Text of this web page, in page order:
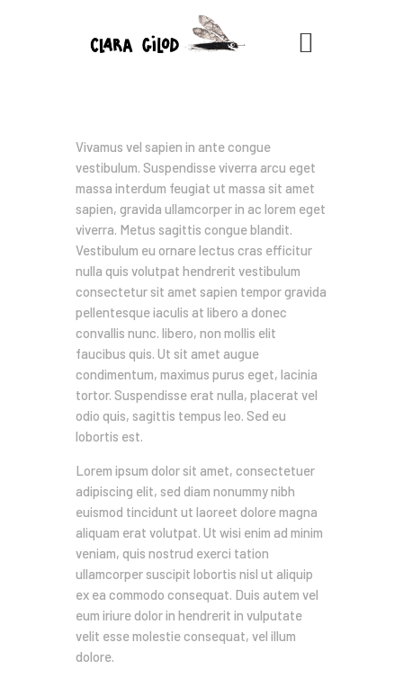
CLARA GILOD
Cours hebdomadaires
Vivamus vel sapien in ante congue
vestibulum. Suspendisse viverra arcu eget
massa interdum feugiat ut massa sit amet
sapien, gravida ullamcorper in ac lorem eget
viverra. Metus sagittis congue blandit.
Vestibulum eu ornare lectus cras efficitur
nulla quis volutpat hendrerit vestibulum
consectetur sit amet sapien tempor gravida
pellentesque iaculis at libero a donec
convallis nunc. libero, non mollis elit
faucibus quis. Ut sit amet augue
condimentum, maximus purus eget, lacinia
tortor. Suspendisse erat nulla, placerat vel
odio quis, sagittis tempus leo. Sed eu
lobortis est.
Lorem ipsum dolor sit amet, consectetuer
adipiscing elit, sed diam nonummy nibh
euismod tincidunt ut laoreet dolore magna
aliquam erat volutpat. Ut wisi enim ad minim
veniam, quis nostrud exerci tation
ullamcorper suscipit lobortis nisl ut aliquip
ex ea commodo consequat. Duis autem vel
eum iriure dolor in hendrerit in vulputate
velit esse molestie consequat, vel illum
dolore.